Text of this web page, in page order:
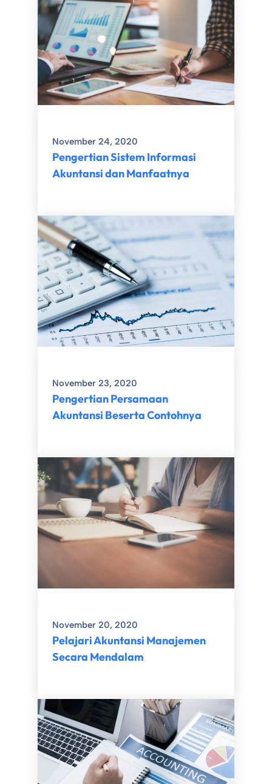
November 24, 2020
Pengertian Sistem Informasi
Akuntansi dan Manfaatnya
November 23, 2020
Pengertian Persamaan
Akuntansi Beserta Contohnya
November 20, 2020
Pelajari Akuntansi Manajemen
Secara Mendalam